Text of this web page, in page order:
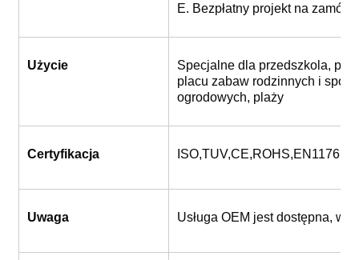
E. Bezpłatny projekt na
Użycie
Specjalne dla przedszkola,
placu zabaw rodzinnych i
ogrodowych, plaży
Certyfikacja
Uwaga Usługa OEM jest dostępna,